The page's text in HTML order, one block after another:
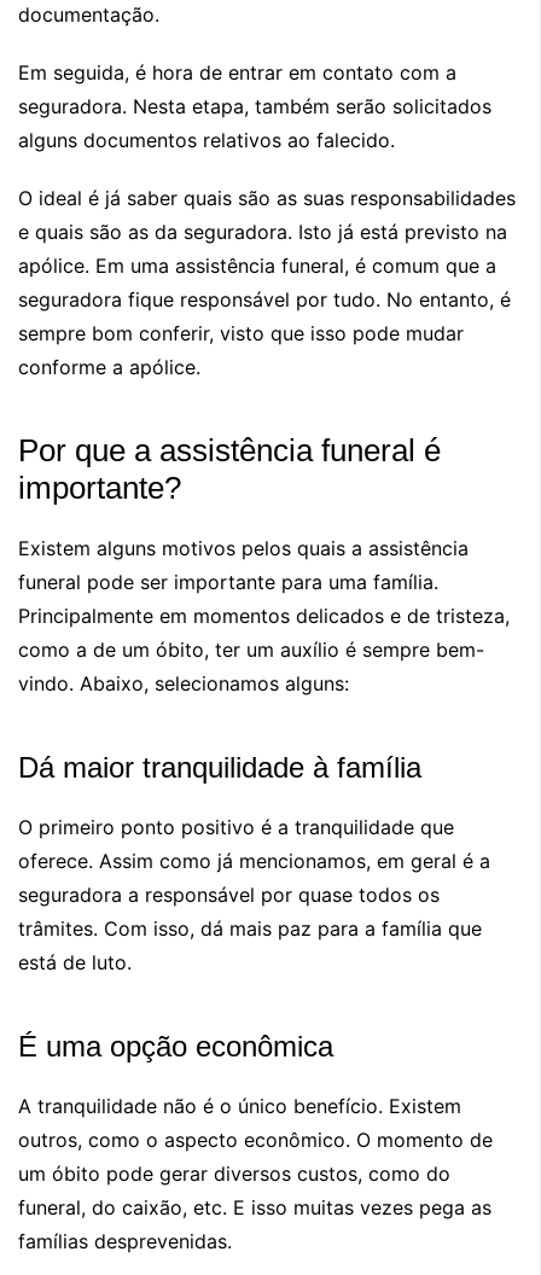
documentação.
Em seguida, é hora de entrar em contato com a
seguradora. Nesta etapa, também serão solicitados
alguns documentos relativos ao falecido.
O ideal é já saber quais são as suas responsabilidades
e quais são as da seguradora. Isto já está previsto na
apólice. Em uma assistência funeral, é comum que a
seguradora fique responsável por tudo. No entanto, é
sempre bom conferir, visto que isso pode mudar
conforme a apólice.
Por que a assistência funeral é
importante?
Existem alguns motivos pelos quais a assistência
funeral pode ser importante para uma família.
Principalmente em momentos delicados e de tristeza,
como a de um óbito, ter um auxílio é sempre bem-
vindo. Abaixo, selecionamos alguns:
Dá maior tranquilidade à família
O primeiro ponto positivo é a tranquilidade que
oferece. Assim como já mencionamos, em geral é a
seguradora a responsável por quase todos os
trâmites. Com isso, dá mais paz para a família que
está de luto.
É uma opção econômica
A tranquilidade não é o único benefício. Existem
outros, como o aspecto econômico. O momento de
um óbito pode gerar diversos custos, como do
funeral, do caixão, etc. E isso muitas vezes pega as
famílias desprevenidas.